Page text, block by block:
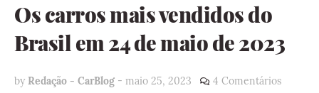
Os carros mais vendidos do
Brasil em 24 de maio de 2023
by Redação - CarBlog - maio 25, 2023 4 Comentários